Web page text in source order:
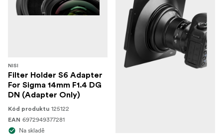
NISI
Filter Holder S6 Adapter
For Sigma 14mm F1.4 DG
DN (Adapter Only)
Kód produktu 125122
EAN 6972949377281
Na skladě